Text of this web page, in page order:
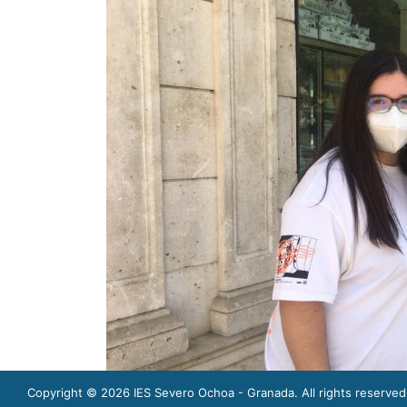
Copyright © 2026 IES Severo Ochoa - Granada. All rights